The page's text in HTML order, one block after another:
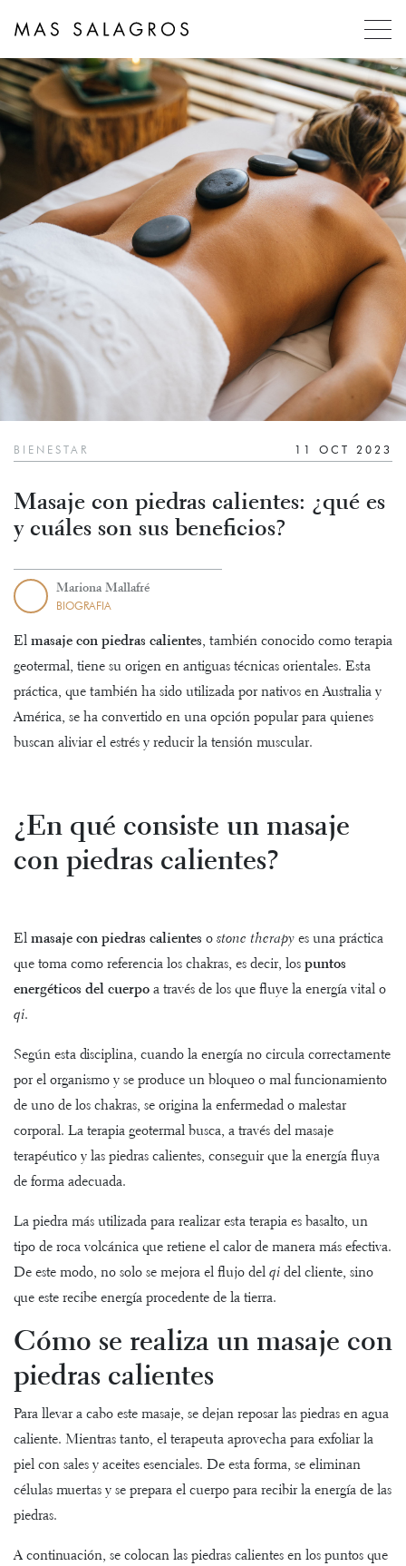
BIENESTAR 11 OCT 2023
Masaje con piedras calientes: ¿qué es
y cuáles son sus beneficios?
Mariona Mallafré
BIOGRAFIA
El masaje con piedras calientes, también conocido como terapia
geotermal, tiene su origen en antiguas técnicas orientales. Esta
práctica, que también ha sido utilizada por nativos en Australia y
América, se ha convertido en una opción popular para quienes
buscan aliviar el estrés y reducir la tensión muscular.
¿En qué consiste un masaje
con piedras calientes?
El masaje con piedras calientes o stone therapy es una práctica
que toma como referencia los chakras, es decir, los puntos
energéticos del cuerpo a través de los que fluye la energía vital o
qi.
Según esta disciplina, cuando la energía no circula correctamente
por el organismo y se produce un bloqueo o mal funcionamiento
de uno de los chakras, se origina la enfermedad o malestar
corporal. La terapia geotermal busca, a través del masaje
terapéutico y las piedras calientes, conseguir que la energía fluya
de forma adecuada.
La piedra más utilizada para realizar esta terapia es basalto, un
tipo de roca volcánica que retiene el calor de manera más efectiva.
De este modo, no solo se mejora el flujo del qi del cliente, sino
que este recibe energía procedente de la tierra.
Cómo se realiza un masaje con
piedras calientes
Para llevar a cabo este masaje, se dejan reposar las piedras en agua
caliente. Mientras tanto, el terapeuta aprovecha para exfoliar la
piel con sales y aceites esenciales. De esta forma, se eliminan
células muertas y se prepara el cuerpo para recibir la energía de las
piedras.
A continuación, se colocan las piedras calientes en los puntos que